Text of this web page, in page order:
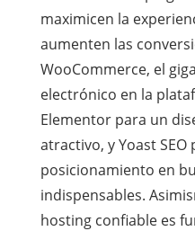
maximicen la
aumenten las
WooCommerce, el
electrónico en la
Elementor para un
atractivo, y Yoast
posicionamiento en
indispensables.
hosting confiable es